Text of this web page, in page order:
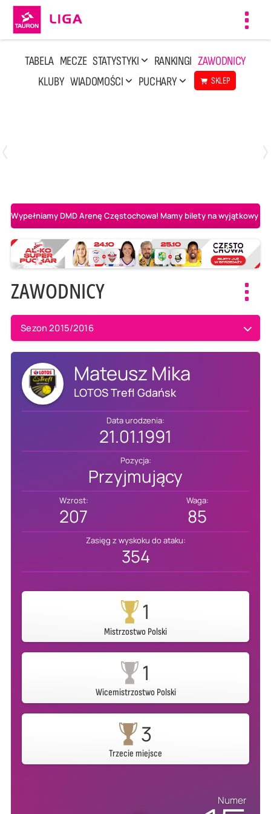
TABELA MECZE STATYSTYKI RANKINGI ZAWODNICY
KLUBY WIADOMOŚCI PUCHARY SKLEP
Wypełniamy DMD Arenę Częstochowa! Mamy bilety na wyjątkowy
ZAWODNICY
Sezon 2015/2016
Mateusz Mika
LOTOS Trefl Gdańsk
Data urodzenia:
21.01.1991
Pozycja:
Przyjmujący
Wzrost:
207
Waga:
85
Zasięg z wyskoku do ataku:
354
1
Mistrzostwo Polski
1
Wicemistrzostwo Polski
3
Trzecie miejsce
Numer